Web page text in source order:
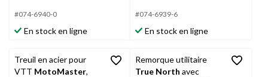
étoile(s)
5.
#074-6940-0
En stock en ligne
étoile(s)
5.
évaluation
#074-6939-6
En stock en ligne
Treuil en acier pour
VTT MotoMaster,
Remorque utilitaire
True North avec